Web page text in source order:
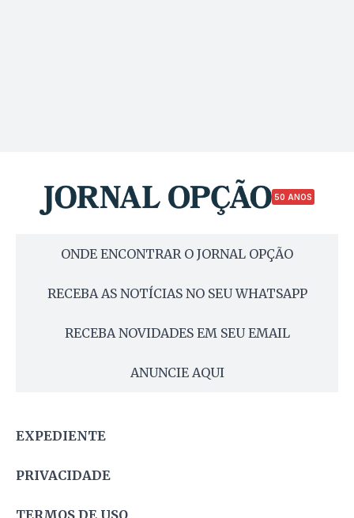
50 ANOS
ONDE ENCONTRAR O JORNAL OPÇÃO
RECEBA AS NOTÍCIAS NO SEU WHATSAPP
RECEBA NOVIDADES EM SEU EMAIL
ANUNCIE AQUI
EXPEDIENTE
PRIVACIDADE
TERMOS DE USO